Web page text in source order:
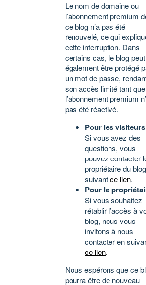
Le nom de domaine ou
l’abonnement premium
ce blog n’a pas été
renouvelé, ce qui
cette interruption. Dans
certains cas, le blog peut
également être protégé
un mot de passe,
son accès limité tant que
l’abonnement premium
pas été réactivé.
Pour les visiteurs
Si vous avez des
questions, vous
pouvez contacter
propriétaire du
suivantce lien.
Pour le
Si vous souhaitez
rétablir l’accès à
blog, nous vous
invitons à nous
contacter en
ce lien.
Nous espérons que ce
pourra être de nouveau